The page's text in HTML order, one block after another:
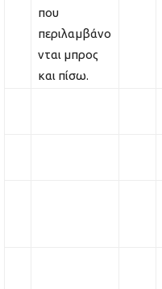
που
περιλαμβάνο
νται μπρος
και πίσω.